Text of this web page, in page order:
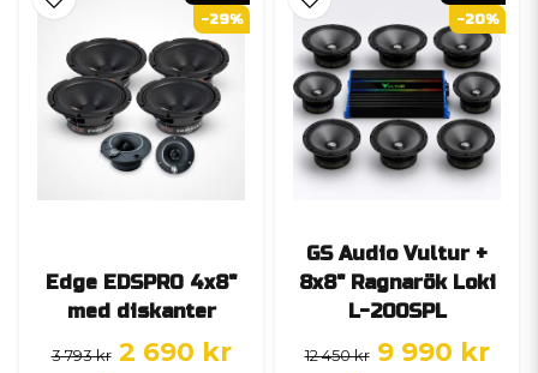
Edge EDSPRO 4x8"
med diskanter
3 793 kr 2 690 kr
-29%
GS Audio Vultur +
8x8" Ragnarök Loki
L-200SPL
12 450 kr 9 990 kr
-20%